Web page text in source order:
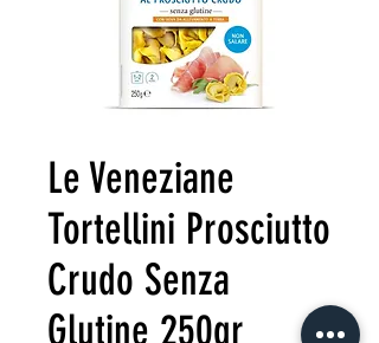
Le Veneziane
Tortellini Prosciutto
Crudo Senza
Glutine 250gr